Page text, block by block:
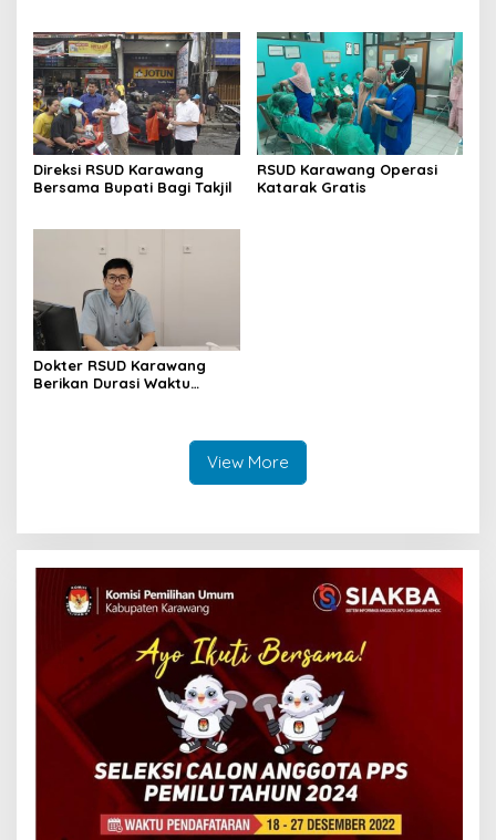
Berkapasitas 31 Tempat
Tidur
Direksi RSUD Karawang
Bersama Bupati Bagi Takjil
RSUD Karawang Operasi
Katarak Gratis
Dokter RSUD Karawang
Berikan Durasi Waktu
View More